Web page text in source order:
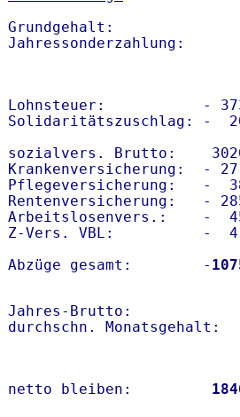
Grundgehalt:
Lohnsteuer:           -
Solidaritätszuschlag: -
sozialvers. Brutto:
Krankenversicherung:  -
Pflegeversicherung:   -
Rentenversicherung:   -
Arbeitslosenvers.:    -
Z-Vers. VBL:          -
Abzüge gesamt:        -
Jahres-
netto bleiben: